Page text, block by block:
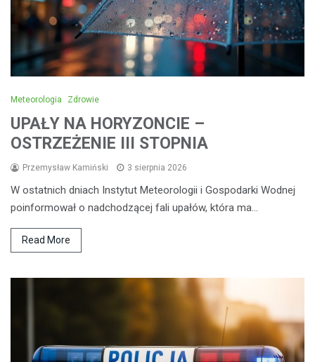
Meteorologia Zdrowie
UPAŁY NA HORYZONCIE –
OSTRZEŻENIE III STOPNIA
Przemysław Kamiński 3 sierpnia 2026
W ostatnich dniach Instytut Meteorologii i Gospodarki Wodnej
poinformował o nadchodzącej fali upałów, która ma…
Read More